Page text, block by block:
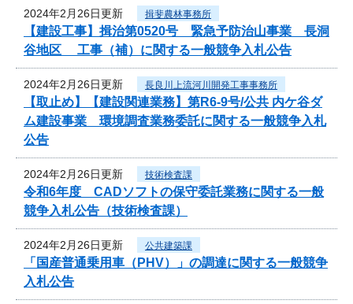
2024年2月26日更新 揖斐農林事務所
【建設工事】揖治第0520号 緊急予防治山事業 長洞
谷地区 工事（補）に関する一般競争入札公告
2024年2月26日更新 長良川上流河川開発工事事務所
【取止め】【建設関連業務】第R6-9号/公共 内ケ谷ダ
ム建設事業 環境調査業務委託に関する一般競争入札
公告
2024年2月26日更新 技術検査課
令和6年度 CADソフトの保守委託業務に関する一般
競争入札公告（技術検査課）
2024年2月26日更新 公共建築課
「国産普通乗用車（PHV）」の調達に関する一般競争
入札公告